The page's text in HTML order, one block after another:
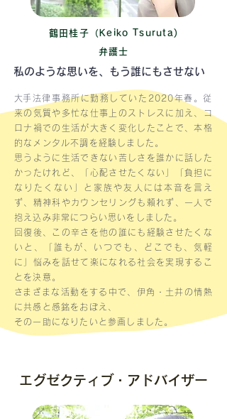
鶴田桂子（Keiko Tsuruta)
弁護士
​私のような思いを、もう誰にもさせない
​大手法律事務所に勤務していた2020年春。従
来の気質や多忙な仕事上のストレスに加え、コ
ロナ禍での生活が大きく変化したことで、本格
的なメンタル不調を経験しました。
思うように生活できない苦しさを誰かに話した
かったけれど、「心配させたくない」「負担に
なりたくない」と家族や友人には本音を言え
ず、精神科やカウンセリングも頼れず、一人で
抱え込み非常につらい思いをしました。
回復後、この辛さを他の誰にも経験させたくな
いと、「誰もが、いつでも、どこでも、気軽
に」悩みを話せて楽になれる社会を実現するこ
とを決意。
​さまざまな活動をする中で、伊角・土井の情熱
に共感と感銘をおぼえ、
その一助になりたいと参画しました。
​エグゼクティブ・アドバイザー